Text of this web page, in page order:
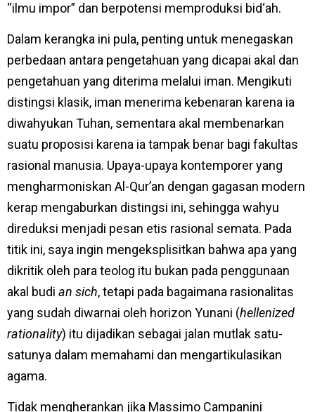
“ilmu impor” dan berpotensi memproduksi bid‘ah.
Dalam kerangka ini pula, penting untuk menegaskan
perbedaan antara pengetahuan yang dicapai akal dan
pengetahuan yang diterima melalui iman. Mengikuti
distingsi klasik, iman menerima kebenaran karena ia
diwahyukan Tuhan, sementara akal membenarkan
suatu proposisi karena ia tampak benar bagi fakultas
rasional manusia. Upaya-upaya kontemporer yang
mengharmoniskan Al-Qur’an dengan gagasan modern
kerap mengaburkan distingsi ini, sehingga wahyu
direduksi menjadi pesan etis rasional semata. Pada
titik ini, saya ingin mengeksplisitkan bahwa apa yang
dikritik oleh para teolog itu bukan pada penggunaan
akal budi an sich, tetapi pada bagaimana rasionalitas
yang sudah diwarnai oleh horizon Yunani (hellenized
rationality) itu dijadikan sebagai jalan mutlak satu-
satunya dalam memahami dan mengartikulasikan
agama.
Tidak mengherankan jika Massimo Campanini